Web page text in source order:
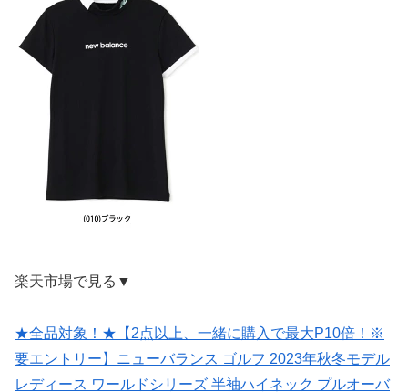
楽天市場で見る▼
★全品対象！★【2点以上、一緒に購入で最大P10倍！※
要エントリー】ニューバランス ゴルフ 2023年秋冬モデル
レディース ワールドシリーズ 半袖ハイネック プルオーバ